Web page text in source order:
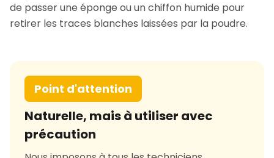
de passer une éponge ou un chiffon humide pour
retirer les traces blanches laissées par la poudre.
Point d'attention
Naturelle, mais à utiliser avec
précaution